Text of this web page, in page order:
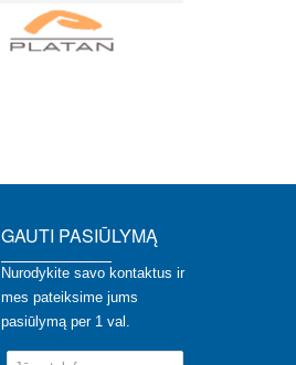
GAUTI PASIŪLYMĄ
Nurodykite savo kontaktus ir
mes pateiksime jums
pasiūlymą per 1 val.